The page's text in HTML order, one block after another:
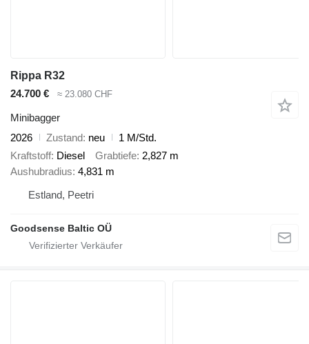
Rippa R32
24.700 €
≈ 23.080 CHF
Minibagger
2026
Zustand neu
1 M/Std.
Kraftstoff Diesel Grabtiefe 2,827 m
Aushubradius 4,831 m
Estland, Peetri
Goodsense Baltic OÜ